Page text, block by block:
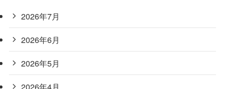
2026年7月
2026年6月
2026年5月